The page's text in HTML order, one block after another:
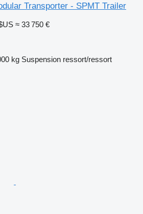
Transporter - SPMT Trailer
≈ 33 750 €
kg Suspension ressort/ressort